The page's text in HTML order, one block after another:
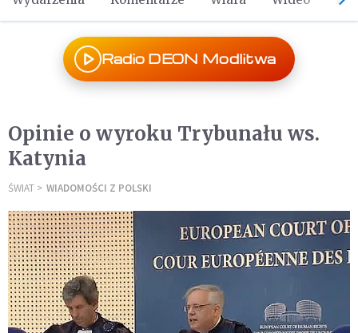
Radio DEON Modlitwa
Opinie o wyroku Trybunału ws.
Katynia
ŚWIAT WIADOMOŚCI Z POLSKI